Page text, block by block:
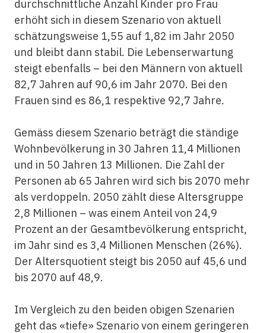
durchschnittliche Anzahl Kinder pro Frau
erhöht sich in diesem Szenario von aktuell
schätzungsweise 1,55 auf 1,82 im Jahr 2050
und bleibt dann stabil. Die Lebenserwartung
steigt ebenfalls – bei den Männern von aktuell
82,7 Jahren auf 90,6 im Jahr 2070. Bei den
Frauen sind es 86,1 respektive 92,7 Jahre.
Gemäss diesem Szenario beträgt die ständige
Wohnbevölkerung in 30 Jahren 11,4 Millionen
und in 50 Jahren 13 Millionen. Die Zahl der
Personen ab 65 Jahren wird sich bis 2070 mehr
als verdoppeln. 2050 zählt diese Altersgruppe
2,8 Millionen – was einem Anteil von 24,9
Prozent an der Gesamtbevölkerung entspricht,
im Jahr sind es 3,4 Millionen Menschen (26%).
Der Altersquotient steigt bis 2050 auf 45,6 und
bis 2070 auf 48,9.
Im Vergleich zu den beiden obigen Szenarien
geht das «tiefe» Szenario von einem geringeren